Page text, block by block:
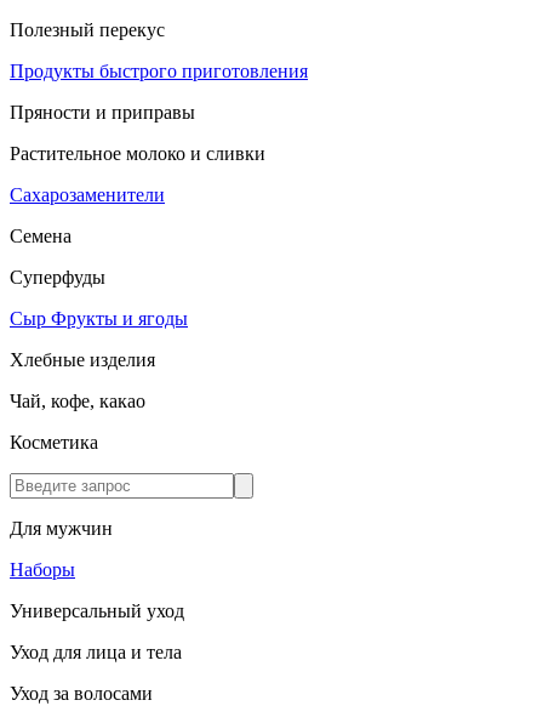
Полезный перекус
Продукты быстрого приготовления
Пряности и приправы
Растительное молоко и сливки
Сахарозаменители
Семена
Суперфуды
Сыр Фрукты и ягоды
Хлебные изделия
Чай, кофе, какао
Косметика
Для мужчин
Наборы
Универсальный уход
Уход для лица и тела
Уход за волосами